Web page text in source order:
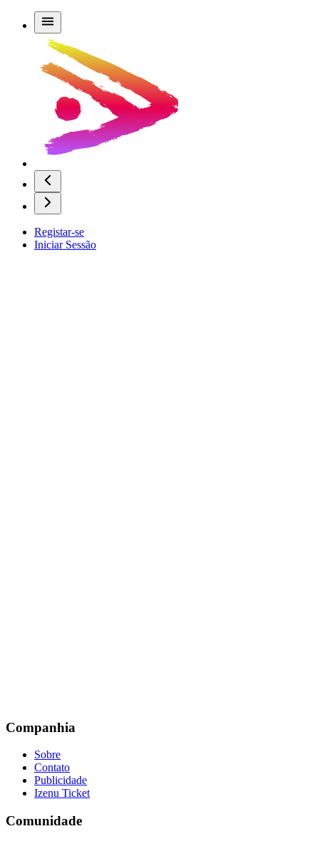
Registar-se
Iniciar Sessão
Companhia
Sobre
Contato
Publicidade
Izenu Ticket
Comunidade